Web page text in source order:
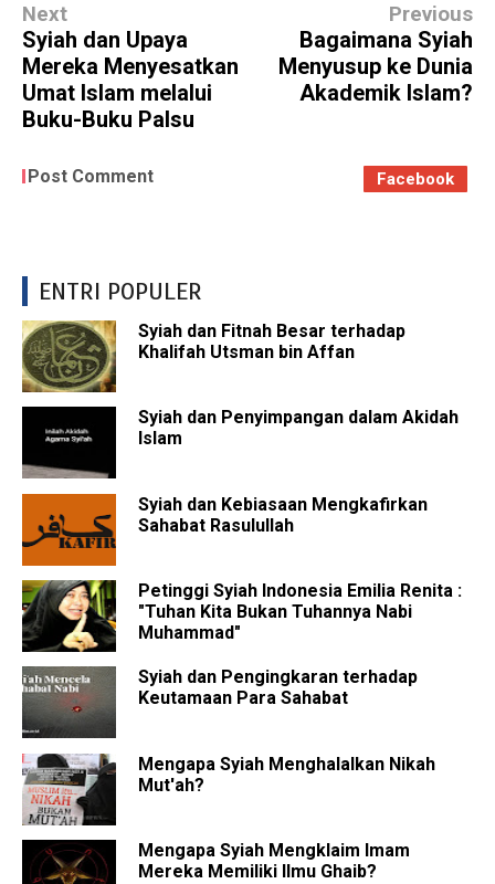
Next
Syiah dan Upaya
Mereka Menyesatkan
Umat Islam melalui
Buku-Buku Palsu
Previous
Bagaimana Syiah
Menyusup ke Dunia
Akademik Islam?
Post Comment Facebook
ENTRI POPULER
Syiah dan Fitnah Besar terhadap
Khalifah Utsman bin Affan
Syiah dan Penyimpangan dalam Akidah
Islam
Syiah dan Kebiasaan Mengkafirkan
Sahabat Rasulullah
Petinggi Syiah Indonesia Emilia Renita :
"Tuhan Kita Bukan Tuhannya Nabi
Muhammad"
Syiah dan Pengingkaran terhadap
Keutamaan Para Sahabat
Mengapa Syiah Menghalalkan Nikah
Mut'ah?
Mengapa Syiah Mengklaim Imam
Mereka Memiliki Ilmu Ghaib?